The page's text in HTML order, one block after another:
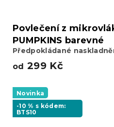
Povlečení z
PUMPKINS barevné
Předpokládané
od 299 Kč
Novinka
-10 % s kódem:
BTS10